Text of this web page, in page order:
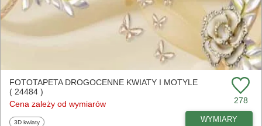
FOTOTAPETA DROGOCENNE KWIATY I MOTYLE
( 24484 )
Cena zależy od wymiarów
278
Fototapety
3D kwiaty WYMIARY